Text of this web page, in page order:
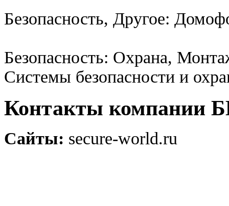
Безопасность, Другое:
Безопасность: Охрана,
Системы безопасности и
Контакты
Сайты: secure-world.ru